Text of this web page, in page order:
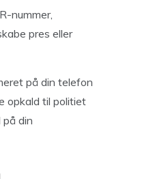
nummer,
pres eller
på din telefon
opkald til politiet
din